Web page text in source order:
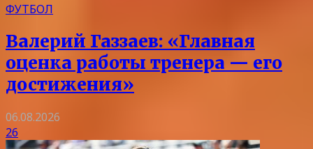
ФУТБОЛ
Валерий Газзаев: «Главная
оценка работы тренера — его
достижения»
06.08.2026
26